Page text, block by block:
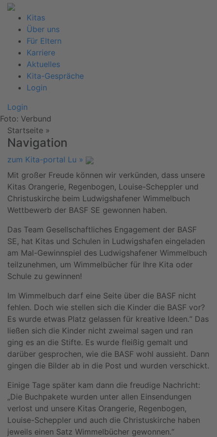
Kitas
Über uns
Für Eltern
Karriere
Aktuelles
Kita-Gespräche
Login
Login
Foto: Verbund
Startseite »
Navigation
zum Kita-portal Lu »
Mit großer Freude können wir verkünden, dass unsere
Kitas Orangerie, Regenbogen, Louise-Scheppler und
Christuskirche beim Ludwigshafener Wimmelbuch
Wettbewerb der BASF SE gewonnen haben.
Das Team Gesellschaftliches Engagement der BASF
SE, hat Kitas und Schulen in Ludwigshafen eingeladen
am Mal-Gewinnspiel des Ludwigshafener Wimmelbuch
teilzunehmen, um Wimmelbücher für Ihre Kita oder
Schule zu gewinnen!
Im Wimmelbuch darf eine Seite über die BASF nicht
fehlen. Doch wie stellen sich die Kinder die BASF vor?
Es wurde etwas Platz gelassen für kreative Ideen.“ Das
ließen sich die Kinder nicht zweimal sagen und ran
ging es an die Stifte. Es wurde fleißig gemalt und
darüber gesprochen, wie die BASF wohl aussieht. Dann
gingen die Bilder ab in die Post und wurden verschickt.
Einige Tage später kam dann die freudige Nachricht:
„Die Buchpakete wurden unter allen Einsendungen
verlost und unsere Kitas Orangerie, Regenbogen,
Louise-Scheppler und auch die Christuskirche haben
jeweils einen Satz Wimmelbücher gewonnen.“